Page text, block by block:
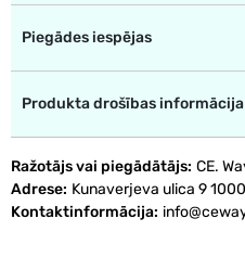
Piegādes iespējas
Produkta drošības informācija
Ražotājs vai piegādātājs CE.
Adrese Kunaverjeva ulica 9
Kontaktinformācija